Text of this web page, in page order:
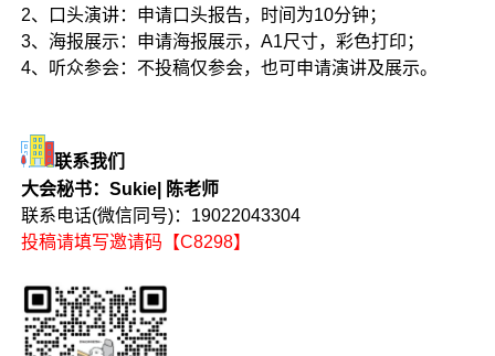
2、口头演讲：申请口头报告，时间为10分钟；
3、海报展示：申请海报展示，A1尺寸，彩色打印；
4、听众参会：不投稿仅参会，也可申请演讲及展示。
联系我们
大会秘书：Sukie| 陈老师
联系电话(微信同号)：19022043304
投稿请填写邀请码【C8298】